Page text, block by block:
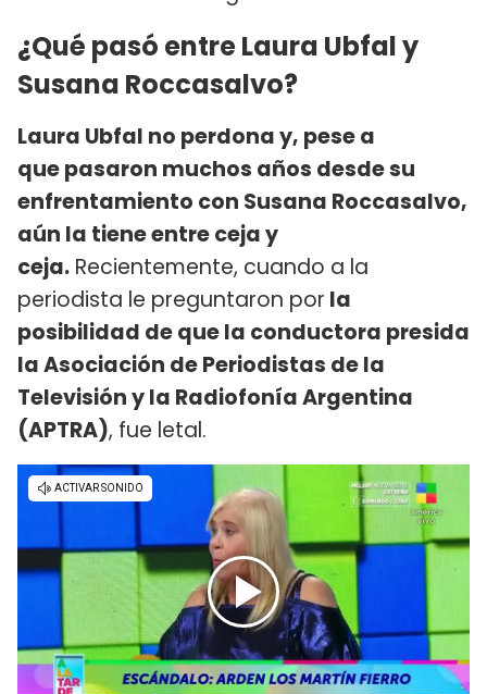
¿Qué pasó entre Laura Ubfal y
Susana Roccasalvo?
Laura Ubfal no perdona y, pese a
que pasaron muchos años desde su
enfrentamiento con Susana Roccasalvo,
aún la tiene entre ceja y
ceja. Recientemente, cuando a la
periodista le preguntaron por la
posibilidad de que la conductora presida
la Asociación de Periodistas de la
Televisión y la Radiofonía Argentina
(APTRA), fue letal.